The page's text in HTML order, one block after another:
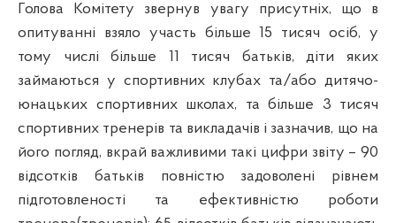
Голова Комітету звернув увагу присутніх, що в
опитуванні взяло участь більше 15 тисяч осіб, у
тому числі більше 11 тисяч батьків, діти яких
займаються у спортивних клубах та/або дитячо-
юнацьких спортивних школах, та більше 3 тисяч
спортивних тренерів та викладачів і зазначив, що на
його погляд, вкрай важливими такі цифри звіту – 90
відсотків батьків повністю задоволені рівнем
підготовленості та ефективністю роботи